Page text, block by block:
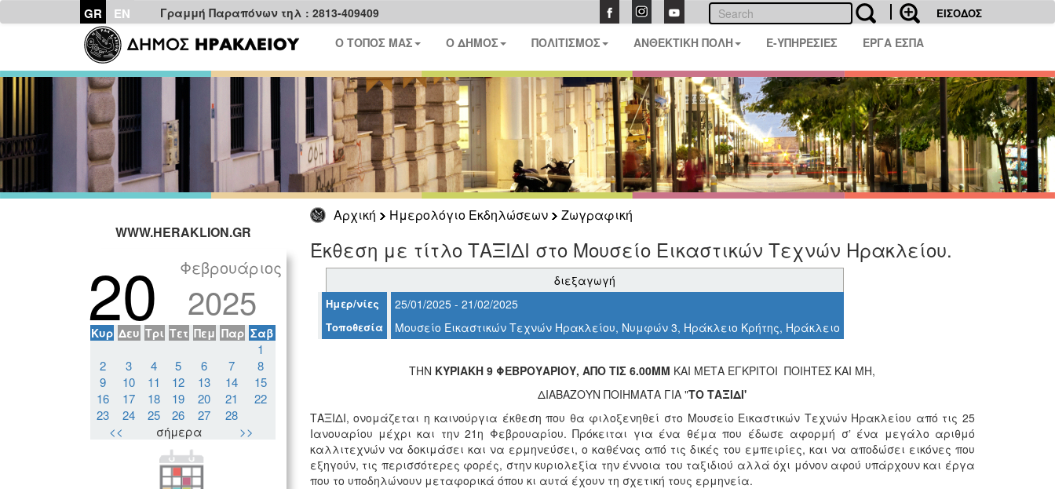
GR EN Γραμμή Παραπόνων τηλ : 2813-409409 ΕΙΣΟΔΟΣ
Ο ΤΟΠΟΣ ΜΑΣ Ο ΔΗΜΟΣ ΠΟΛΙΤΙΣΜΟΣ ΑΝΘΕΚΤΙΚΗ ΠΟΛΗ E-ΥΠΗΡΕΣΙΕΣ ΕΡΓΑ ΕΣΠΑ
Αρχική Ημερολόγιο Εκδηλώσεων
Ζωγραφική
WWW.HERAKLION.GR
20 Φεβρουάριος
2025
Κυρ Δευ Τρι Τετ Πεμ Παρ Σαβ
1
2
3 4 5 6 7
8
9
10 11 12 13 14
15
16
17 18 19 20 21
22
23
24 25 26 27
28
<<
σήμερα >>
Έκθεση με τίτλο ΤΑΞΙΔΙ στο Μουσείο Εικαστικών Τεχνών Ηρακλείου.
διεξαγωγή
Ημερ/νίες 25/01/2025 - 21/02/2025
Τοποθεσία Μουσείο Εικαστικών Τεχνών Ηρακλείου, Νυμφών 3, Ηράκλειο Κρήτης, Ηράκλειο
ΤΗΝ ΚΥΡΙΑΚΗ 9 ΦΕΒΡΟΥΑΡΙΟΥ, ΑΠΟ ΤΙΣ 6.00ΜΜ ΚΑΙ ΜΕΤΑ ΕΓΚΡΙΤΟΙ ΠΟΙΗΤΕΣ ΚΑΙ ΜΗ,
ΔΙΑΒΑΖΟΥΝ ΠΟΙΗΜΑΤΑ ΓΙΑ "ΤΟ ΤΑΞΙΔΙ'
ΤΑΞΙΔΙ, ονομάζεται η καινούργια έκθεση που θα φιλοξενηθεί στο Μουσείο Εικαστικών Τεχνών Ηρακλείου από τις 25
Ιανουαρίου μέχρι και την 21η Φεβρουαρίου. Πρόκειται για ένα θέμα που έδωσε αφορμή σʼ ένα μεγάλο αριθμό
καλλιτεχνών να δοκιμάσει και να ερμηνεύσει, ο καθένας από τις δικές του εμπειρίες, και να αποδώσει εικόνες που
εξηγούν, τις περισσότερες φορές, στην κυριολεξία την έννοια του ταξιδιού αλλά όχι μόνον αφού υπάρχουν και έργα
που το υποδηλώνουν μεταφορικά όπου κι αυτά έχουν τη σχετική τους ερμηνεία.